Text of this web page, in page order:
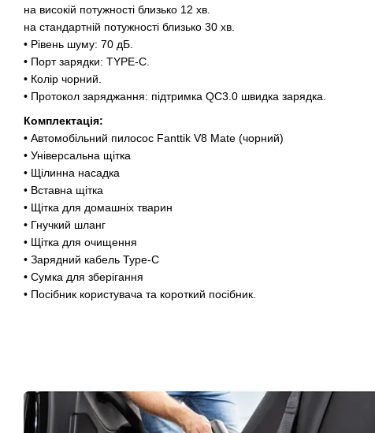
на високій потужності близько 12 хв.
на стандартній потужності близько 30 хв.
• Рівень шуму: 70 дБ.
• Порт зарядки: TYPE-C.
• Колір чорний.
• Протокол заряджання: підтримка QC3.0 швидка зарядка.
Комплектація:
• Автомобільний пилосос Fanttik V8 Mate (чорний)
• Універсальна щітка
• Щілинна насадка
• Вставна щітка
• Щітка для домашніх тварин
• Гнучкий шланг
• Щітка для очищення
• Зарядний кабель Type-C
• Сумка для зберігання
• Посібник користувача та короткий посібник.